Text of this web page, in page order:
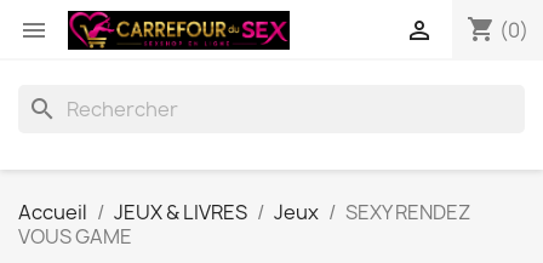
 shopping_cart (0)

search
Accueil JEUX & LIVRES Jeux
SEXY RENDEZ
VOUS GAME